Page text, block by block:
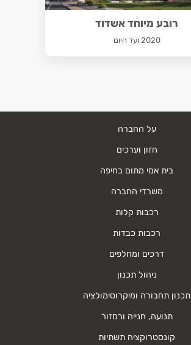
רובע מיוחד אשדוד
2020 ועד היום
על החברה
חזון וערכים
בית אמי מתום בחיפה
משרדי החברה
רכבות קלות
רכבות כבדות
דרכים ומחלפים
ניהול תכנון
תכנון תחבורה ומיקרוסימולציה
תנועה, חנייה ורמזור
קונסטרוקציה תשתיות